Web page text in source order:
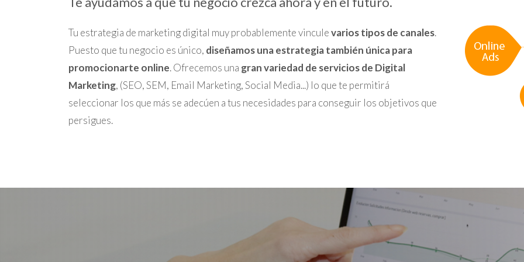
Tu estrategia de marketing digital muy probablemente vinculevarios tipos de canales.
Puesto que tu negocio es único, diseñamos una estrategia también única para
promocionarte online. Ofrecemos una gran variedad de servicios de Digital
Marketing, (SEO, SEM, Email Marketing, Social Media...) lo que te permitirá
seleccionar los que más se adecúen a tus necesidades para conseguir los objetivos que
persigues.